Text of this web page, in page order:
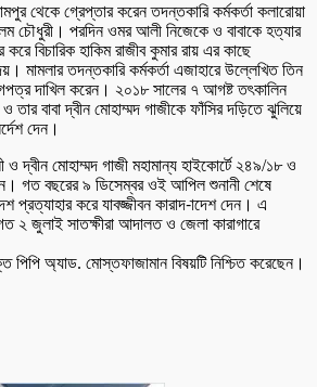
থেকে গ্রেপ্তার করেন তদন্তকারি কর্মকর্তা কলারোয়া
চৌধুরী। পরদিন ওমর আলী নিজেকে ও বাবাকে হত্যার
বিচারিক হাকিম রাজীব কুমার রায় এর কাছে
মামলার তদন্তকারি কর্মকর্তা এজাহারে উল্লেখিত তিন
দাখিল করেন। ২০১৮ সালের ৭ আগষ্ট তৎকালিন
বাবা দ্বীন মোহাম্মদ গাজীকে ফাঁসির দড়িতে ঝুলিয়ে
দেন।
দ্বীন মোহাম্মদ গাজী মহামান্য হাইকোর্টে ২৪৯/১৮ ও
গত বছরের ৯ ডিসেম্বর ওই আপিল শুনানী শেষে
প্রত্যাহার করে যাবজ্জীবন কারাদ-াদেশ দেন। এ
২ জুলাই সাতক্ষীরা আদালত ও জেলা কারাগারে
পিপি অ্যাড. মোস্তফাজামান বিষয়টি নিশ্চিত করেছেন।